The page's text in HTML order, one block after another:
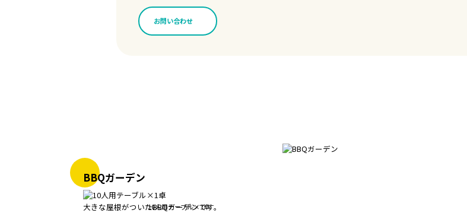
お問い合わせ
BBQガーデン
大きな屋根がついたBBQガーデンです。
10人用テーブル×1卓